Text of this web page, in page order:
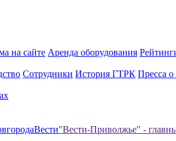
на сайте Аренда оборудования
Сотрудники История ГТРК Пресса о
Вести"Вести-Приволжье" -